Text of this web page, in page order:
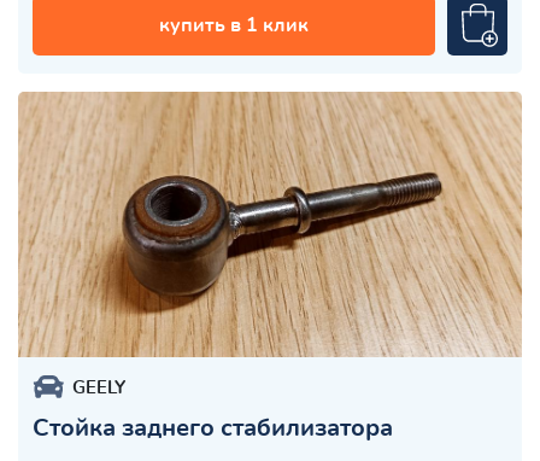
купить в 1 клик
GEELY
Стойка заднего стабилизатора